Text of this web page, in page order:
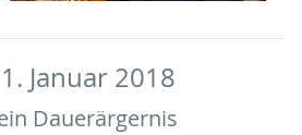
Januar 2018
Dauerärgernis